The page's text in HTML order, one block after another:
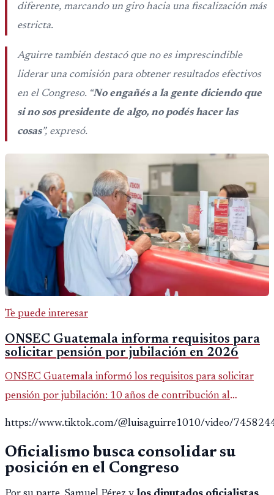
diferente, marcando un giro hacia una fiscalización más
estricta.
Aguirre también destacó que no es imprescindible
liderar una comisión para obtener resultados efectivos
en el Congreso. “No engañés a la gente diciendo que
si no sos presidente de algo, no podés hacer las
cosas”, expresó.
Te puede interesar
ONSEC Guatemala informa requisitos para
solicitar pensión por jubilación en 2026
ONSEC Guatemala informó los requisitos para solicitar
pensión por jubilación: 10 años de contribución al
https://www.tiktok.com/@luisaguirre1010/video/
Oficialismo busca consolidar su
posición en el Congreso